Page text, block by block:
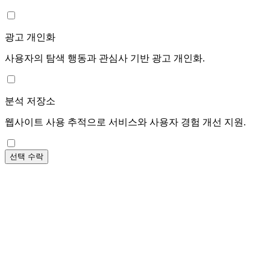
광고 개인화
사용자의 탐색 행동과 관심사 기반 광고 개인화.
분석 저장소
웹사이트 사용 추적으로 서비스와 사용자 경험 개선 지원.
선택 수락